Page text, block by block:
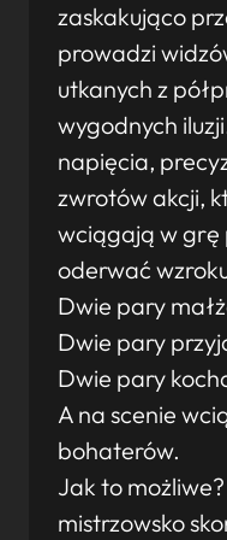
zaskakująco
prowadzi
utkanych z
wygodnych
napięcia,
zwrotów akcji,
wciągają w grę
oderwać
Dwie pary
Dwie pary
Dwie pary
A na scenie
bohaterów.
Jak to
mistrzowsko